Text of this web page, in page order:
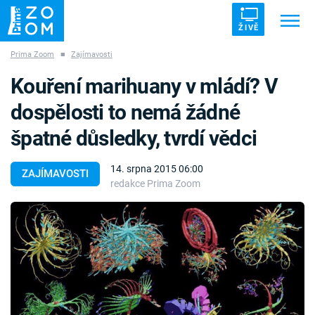
ŽIVĚ
ZÁHADY VETŘELCI DÁVNOVĚKU
Témata
Témata
Pořady
TV Program
Prima Zoom ■ Zajímavosti
ZAJÍMAVOSTI
14. srpna 2015 06:00
redakce Prima Zoom
Kouření marihuany v mládí? V
dospělosti to nemá žádné
špatné důsledky, tvrdí vědci